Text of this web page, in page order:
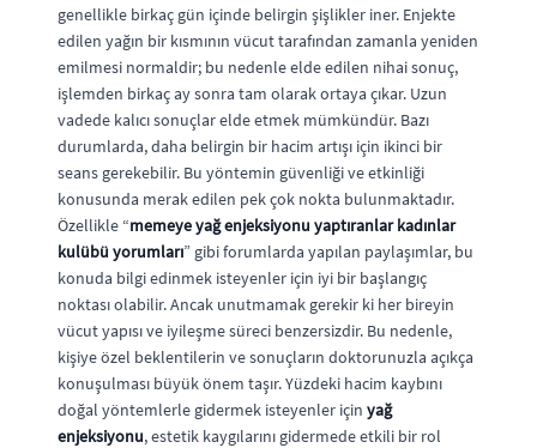
genellikle birkaç gün içinde belirgin şişlikler iner. Enjekte
edilen yağın bir kısmının vücut tarafından zamanla yeniden
emilmesi normaldir; bu nedenle elde edilen nihai sonuç,
işlemden birkaç ay sonra tam olarak ortaya çıkar. Uzun
vadede kalıcı sonuçlar elde etmek mümkündür. Bazı
durumlarda, daha belirgin bir hacim artışı için ikinci bir
seans gerekebilir. Bu yöntemin güvenliği ve etkinliği
konusunda merak edilen pek çok nokta bulunmaktadır.
Özellikle “memeye yağ enjeksiyonu yaptıranlar kadınlar
kulübü yorumları” gibi forumlarda yapılan paylaşımlar, bu
konuda bilgi edinmek isteyenler için iyi bir başlangıç
noktası olabilir. Ancak unutmamak gerekir ki her bireyin
vücut yapısı ve iyileşme süreci benzersizdir. Bu nedenle,
kişiye özel beklentilerin ve sonuçların doktorunuzla açıkça
konuşulması büyük önem taşır. Yüzdeki hacim kaybını
doğal yöntemlerle gidermek isteyenler için yağ
enjeksiyonu, estetik kaygılarını gidermede etkili bir rol